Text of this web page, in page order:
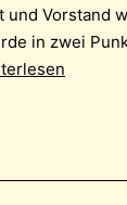
und Vorstand
in zwei